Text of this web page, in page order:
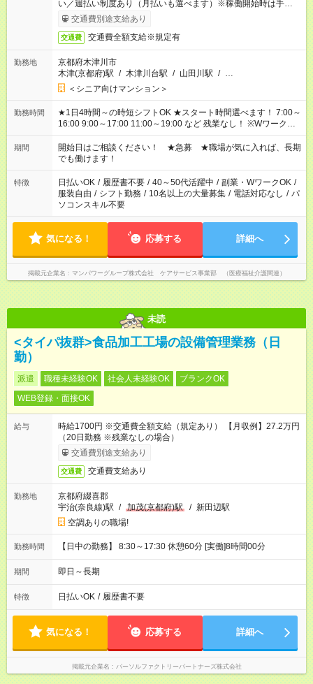
い／週払い制度あり（月払いも選べます）※稼働開始時は手続き
完了次第のお支払いとなります。
交通費別途支給あり
交通費 交通費全額支給※規定有
勤務地
京都府木津川市
木津(京都府)駅 / 木津川台駅 / 山田川駅 / …
＜シニア向けマンション＞
勤務時間
★1日4時間～の時短シフトOK ★スタート時間選べます！ 7:00～
16:00 9:00～17:00 11:00～19:00 など 残業なし！ ※Wワークの
場合、他のお仕事と合わせ週40時間超の就業はご案内できませ
ん ※法令に基づき、週20時間以上勤務は社会保険への加入対象
となります ※労働者派遣法（日雇い派遣の原則禁止）により、
短時間・短期間の就業はご案内が難しい場合があります
期間
開始日はご相談ください！ ★急募 ★職場が気に入れば、長期
でも働けます！
特徴 日払いOK / 履歴書不要 / 40～50代活躍中 / 副業・WワークOK /
服装自由 / シフト勤務 / 10名以上の大量募集 / 電話対応なし / パ
ソコンスキル不要
気になる！ 応募する 詳細へ
掲載元企業名 マンパワーグループ株式会社 ケアサービス事業部 （医療福祉介護関連）
未読
<タイパ抜群>食品加工工場の設備管理業務（日
勤）
派遣 職種未経験OK 社会人未経験OK
ブランクOK
WEB登録・面接OK
給与
時給1700円 ※交通費全額支給（規定あり） 【月収例】27.2万円
（20日勤務 ※残業なしの場合）
交通費別途支給あり
交通費 交通費支給あり
勤務地
京都府綴喜郡
宇治(奈良線)駅 / 加茂(京都府)駅 / 新田辺駅
空調ありの職場!
勤務時間 【日中の勤務】 8:30～17:30 休憩60分 [実働]8時間00分
期間 即日～長期
特徴 日払いOK / 履歴書不要
気になる！ 応募する 詳細へ
掲載元企業名 パーソルファクトリーパートナーズ株式会社